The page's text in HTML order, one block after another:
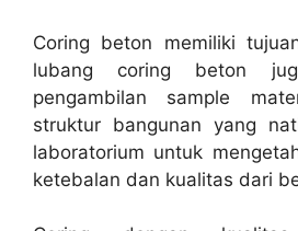
Coring beton memiliki
lubang coring beton
pengambilan sample
struktur bangunan yang
laboratorium untuk
ketebalan dan kualitas dari